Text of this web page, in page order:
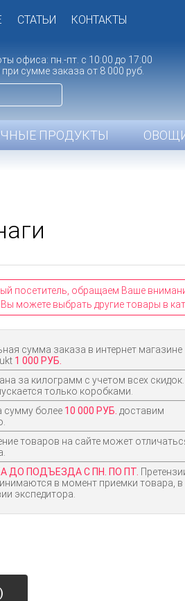
СТАТЬИ КОНТАКТЫ
офиса: пн.-пт. с 10:00 до 17:00
сумме заказа от 8 000 руб.
ПРОДУКТЫ
посетитель, обращаем Ваше
можете выбрать другие товары в
сумма заказа в интернет магазине
1 000 РУБ.
за килограмм с учетом всех скидок.
только коробками.
сумму более 10 000 РУБ. доставим
товаров на сайте может
ДО ПОДЪЕЗДА С ПН. ПО ПТ.
в момент приемки товара, в
экспедитора.